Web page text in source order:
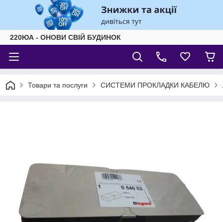
220ЮА - ОНОВИ СВІЙ БУДИНОК
Товари та послуги СИСТЕМИ ПРОКЛАДКИ КАБЕЛЮ